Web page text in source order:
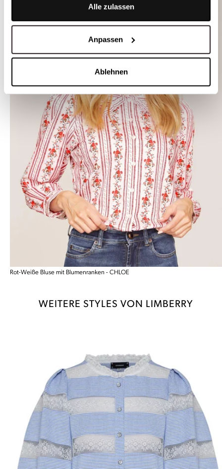
Alle zulassen
Anpassen
Ablehnen
Rot-Weiße Bluse mit Blumenranken - CHLOE
WEITERE STYLES VON LIMBERRY